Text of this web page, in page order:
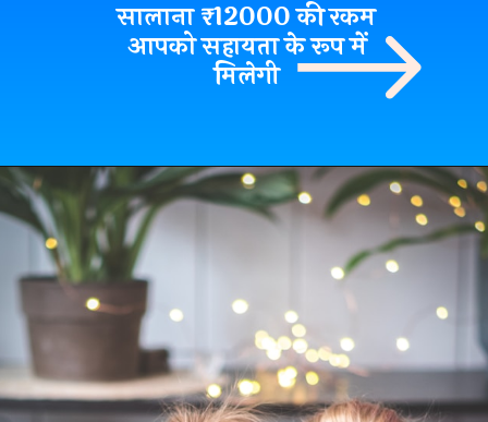
सालाना ₹12000की रकम
आपको सहायता के रूप में
मिलेगी